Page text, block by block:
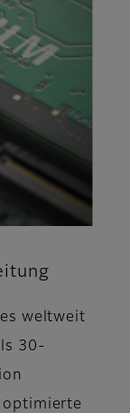
weltweit
30-
optimierte